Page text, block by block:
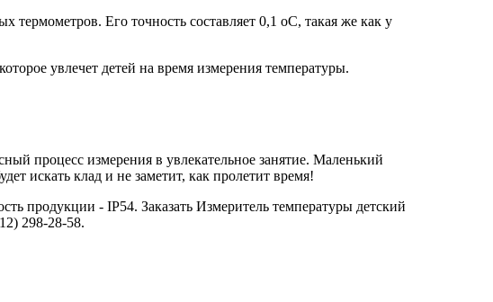
Его точность составляет 0,1 оС, такая же как у
увлечет детей на время измерения температуры.
процесс измерения в увлекательное занятие. Маленький
искать клад и не заметит, как пролетит время!
продукции - IP54. Заказать Измеритель температуры детский
298-28-58.